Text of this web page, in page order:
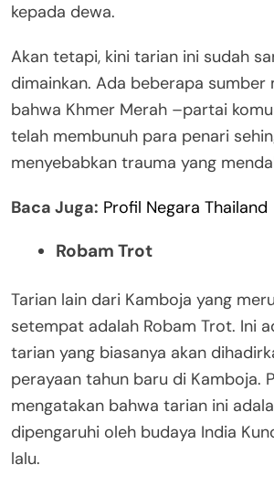
kepada dewa.
Akan tetapi, kini tarian ini sudah
dimainkan. Ada beberapa sumber
bahwa Khmer Merah –partai
telah membunuh para penari
menyebabkan trauma yang
Baca Juga: Profil Negara Thailand
Robam Trot
Tarian lain dari Kamboja yang
setempat adalah Robam Trot. Ini
tarian yang biasanya akan
perayaan tahun baru di Kamboja.
mengatakan bahwa tarian ini
dipengaruhi oleh budaya India
lalu.